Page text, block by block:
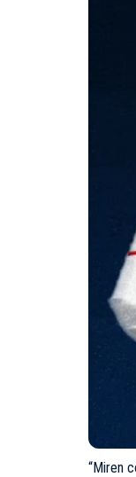
“Miren